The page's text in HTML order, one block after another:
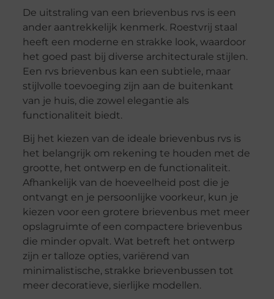
De uitstraling van een brievenbus rvs is een
ander aantrekkelijk kenmerk. Roestvrij staal
heeft een moderne en strakke look, waardoor
het goed past bij diverse architecturale stijlen.
Een rvs brievenbus kan een subtiele, maar
stijlvolle toevoeging zijn aan de buitenkant
van je huis, die zowel elegantie als
functionaliteit biedt.
Bij het kiezen van de ideale brievenbus rvs is
het belangrijk om rekening te houden met de
grootte, het ontwerp en de functionaliteit.
Afhankelijk van de hoeveelheid post die je
ontvangt en je persoonlijke voorkeur, kun je
kiezen voor een grotere brievenbus met meer
opslagruimte of een compactere brievenbus
die minder opvalt. Wat betreft het ontwerp
zijn er talloze opties, variërend van
minimalistische, strakke brievenbussen tot
meer decoratieve, sierlijke modellen.